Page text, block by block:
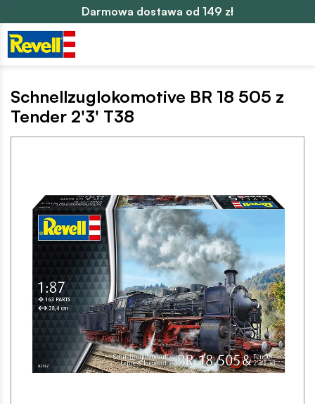
Darmowa dostawa od 149 zł
Schnellzuglokomotive BR 18 505 z
Tender 2'3' T38